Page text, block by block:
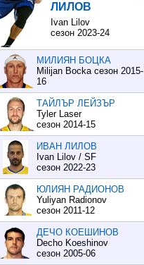
ЛИЛОВ
Ivan Lilov
сезон 2023-24
МИЛИЯН БОЦКА
Milijan Bockaсезон 2015-
16
ТАЙЛЪР ЛЕЙЗЪР
Tyler Laser
сезон 2014-15
ИВАН ЛИЛОВ
Ivan Lilov / SF
сезон 2022-23
ЮЛИЯН РАДИОНОВ
Yuliyan Radionov
сезон 2011-12
ДЕЧО КОЕШИНОВ
Decho Koeshinov
сезон 2005-06